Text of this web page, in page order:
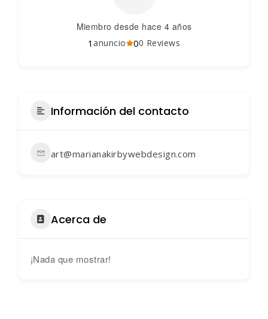
Miembro desde hace 4 años
00 Reviews
1anuncio
Información del contacto
art@marianakirbywebdesign.com
Acerca de
¡Nada que mostrar!